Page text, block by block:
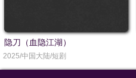
隐刀（血隐江湖）
2025/中国大陆/短剧